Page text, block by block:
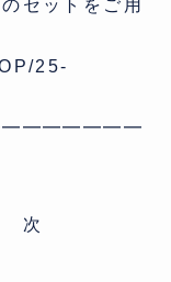
セットをご用
25-
次